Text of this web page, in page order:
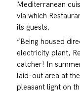
Mediterranean
via which
its guests.
“Being housed
electricity plant,
catcher! In
laid-out area at
pleasant light on